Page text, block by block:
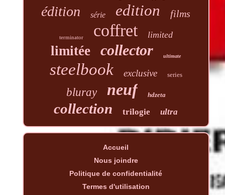
édition série edition films
terminator coffret limited
limitée collector ultimate
steelbook exclusive series
bluray neuf hdzeta
collection trilogie ultra
Accueil
Nous joindre
Politique de confidentialité
Termes d'utilisation